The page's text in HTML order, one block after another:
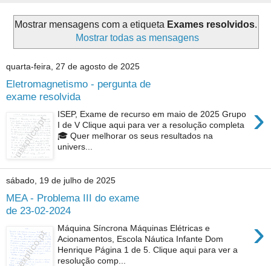
Mostrar mensagens com a etiqueta Exames resolvidos.
Mostrar todas as mensagens
quarta-feira, 27 de agosto de 2025
Eletromagnetismo - pergunta de
exame resolvida
›
ISEP, Exame de recurso em maio de 2025 Grupo
I de V Clique aqui para ver a resolução completa
🎓 Quer melhorar os seus resultados na
univers...
sábado, 19 de julho de 2025
MEA - Problema III do exame
de 23-02-2024
›
Máquina Síncrona Máquinas Elétricas e
Acionamentos, Escola Náutica Infante Dom
Henrique Página 1 de 5. Clique aqui para ver a
resolução comp...